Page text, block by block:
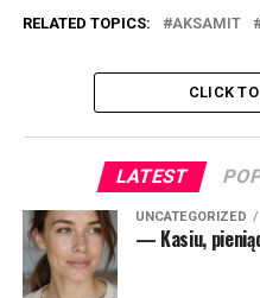
RELATED TOPICS: AKSAMIT
CLICK
LATEST
UNCATEGORIZED
— Kasiu,